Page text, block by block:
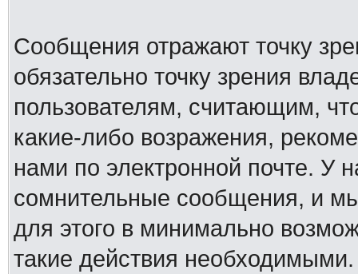
Сообщения отражают точку
обязательно точку зрения
пользователям, считающим,
какие-либо возражения,
нами по электронной почте. У
сомнительные сообщения, и
для этого в минимально
такие действия необходимыми.